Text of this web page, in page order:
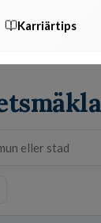
Karriärtips